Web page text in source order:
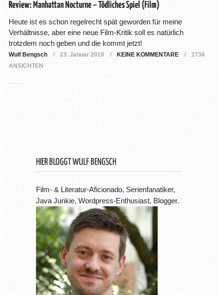
Review: Manhattan Nocturne – Tödliches Spiel (Film)
Heute ist es schon regelrecht spät geworden für meine
Verhältnisse, aber eine neue Film-Kritik soll es natürlich
trotzdem noch geben und die kommt jetzt!
Wulf Bengsch 23. Januar 2018 KEINE KOMMENTARE
1736
ANSICHTEN
HIER BLOGGT WULF BENGSCH
Film- & Literatur-Aficionado, Serienfanatiker,
Java Junkie, Wordpress-Enthusiast, Blogger.